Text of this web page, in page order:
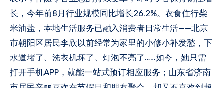
长，今年前8月行业规模同比增长26.2%。衣食住行柴
米油盐，本地生活服务已融入消费者日常生活——北京
市朝阳区居民李欣以前经常为家里的小修小补发愁，下
水道堵了、洗衣机坏了、灯泡不亮了……如今，她只需
打开手机APP，就能一站式预订相应服务；山东省济南